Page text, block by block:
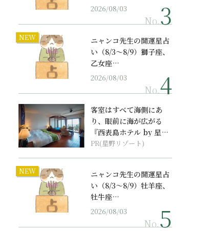
2026/08/03
No.
NEW
ニャンコ先生の開運星占
い（8/3～8/9）獅子座、
乙女座…
2026/08/03
No.
客室はすべて海側にあ
り、眼前に海が広がる
『西表島ホテル by 星野
リゾート』
PR(星野リゾート)
NEW
ニャンコ先生の開運星占
い（8/3～8/9）牡羊座、
牡牛座…
2026/08/03
No.